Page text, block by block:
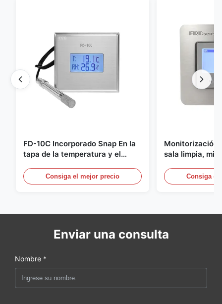
FD-10C Incorporado Snap En la
tapa de la temperatura y el
acero inoxidable Monitor
Consiga el mejor precio
Monitorización
sala limpia,
20mA/RS485
médica/de
Consiga el
Enviar una consulta
Nombre *